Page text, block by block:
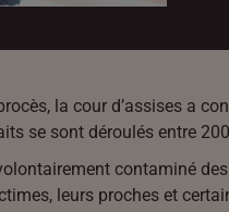
la cour d’assises a
se sont déroulés entre
contaminé
leurs proches et